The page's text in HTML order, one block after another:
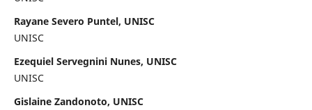
Rayane Severo Puntel, UNISC
UNISC
Ezequiel Servegnini Nunes, UNISC
UNISC
Gislaine Zandonoto, UNISC